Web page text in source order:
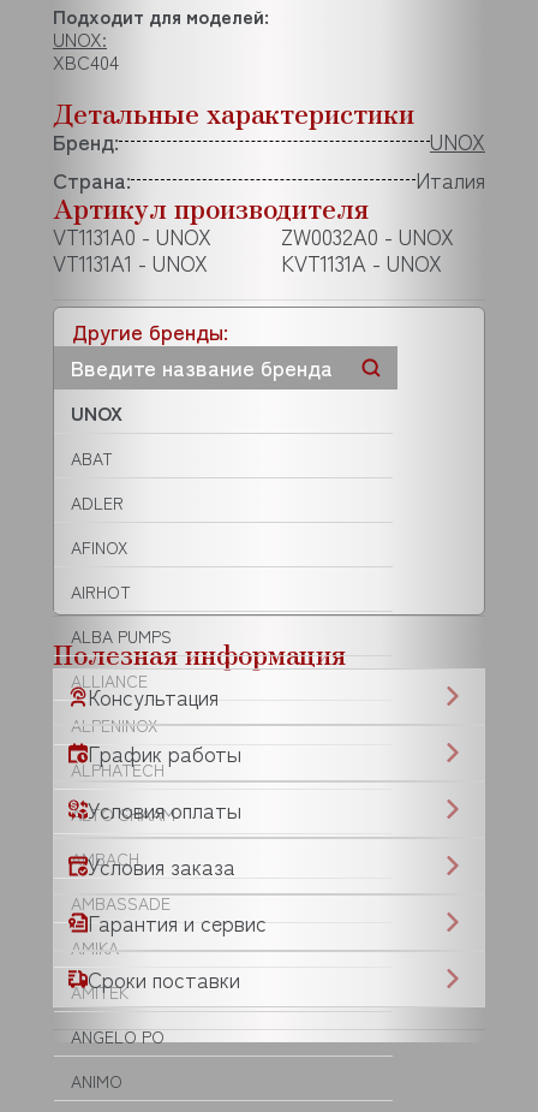
Другие бренды:
UNOX
ABAT
ADLER
AFINOX
AIRHOT
ALBA PUMPS
ALLIANCE
ALPENINOX
ALPHATECH
ALTO SHAAM
AMBACH
AMBASSADE
AMIKA
AMITEK
ANGELO PO
ANIMO
Подходит для моделей:
UNOX:
XBC404
Детальные характеристики
Бренд:
UNOX
Страна:
Италия
Артикул производителя
VT1131A0 - UNOX
VT1131A1 - UNOX
ZW0032A0 - UNOX
KVT1131A - UNOX
Полезная информация
Консультация
График работы
Условия оплаты
Условия заказа
Гарантия и сервис
Сроки поставки